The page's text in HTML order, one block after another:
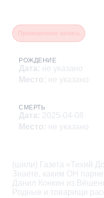
РОЖДЕНИЕ
Дата: не указано
Место: не указано
СМЕРТЬ
Дата: 2025-04-08
Место: не указано
(шили) Газета «Тихий
Знаете, каким OH
Данил Конкин из
Родные и товарищи